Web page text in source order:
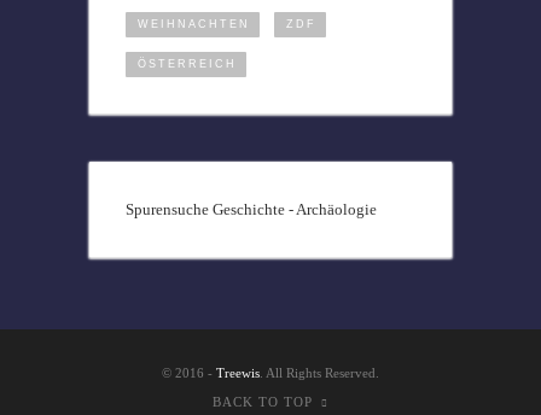
WEIHNACHTEN ZDF
ÖSTERREICH
Spurensuche Geschichte - Archäologie
© 2016 - Treewis . All Rights Reserved.
BACK TO TOP